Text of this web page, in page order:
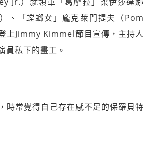
、「螳螂女」龐克萊門提夫（Pom
Jimmy Kimmel節目宣傳，主持人
員私下的畫工。
時常覺得自己存在感不足的保羅貝特